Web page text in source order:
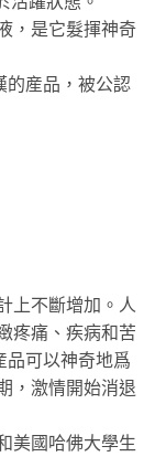
，是它髮揮神奇
的産品，被公認
上不斷增加。人
疼痛、疾病和苦
品可以神奇地爲
，激情開始消退
美國哈佛大學生